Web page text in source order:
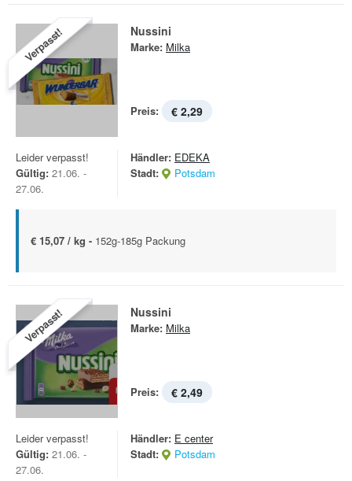
Verpasst! Nussini
Marke: Milka
Preis: € 2,29
Leider verpasst!
Gültig: 21.06. -
27.06.
Händler: EDEKA
Stadt:
Potsdam
€ 15,07 / kg - 152g-185g Packung
Verpasst! Nussini
Marke: Milka
Preis: € 2,49
Leider verpasst!
Gültig: 21.06. -
27.06.
Händler: E center
Stadt:
Potsdam